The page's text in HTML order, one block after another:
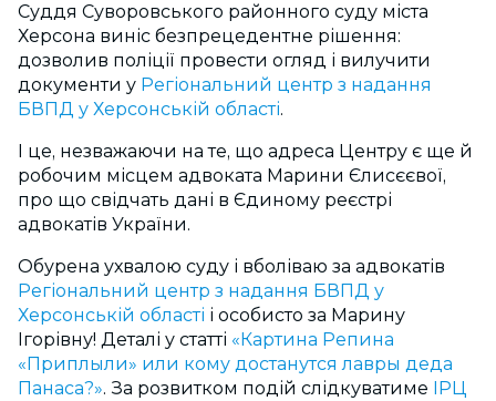
Суддя Суворовського районного суду міста
Херсона виніс безпрецедентне рішення:
дозволив поліції провести огляд і вилучити
документи у Регіональний центр з надання
БВПД у Херсонській області.
І це, незважаючи на те, що адреса Центру є ще й
робочим місцем адвоката Марини Єлисєєвої,
про що свідчать дані в Єдиному реєстрі
адвокатів України.
Обурена ухвалою суду і вболіваю за адвокатів
Регіональний центр з надання БВПД у
Херсонській області і особисто за Марину
Ігорівну! Деталі у статті «Картина Репина
«Приплыли» или кому достанутся лавры деда
Панаса?». За розвитком подій слідкуватиме
ІРЦ